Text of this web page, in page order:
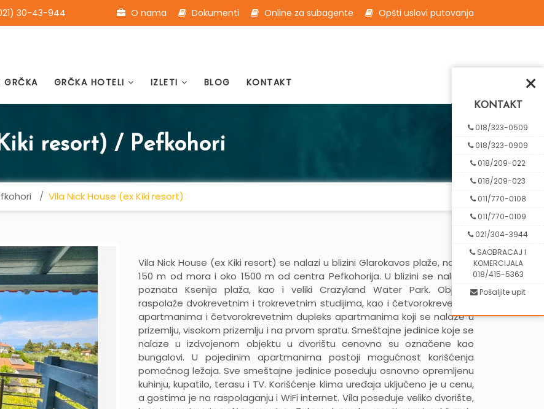
30-43-944 O nama Dokumenti Online za subagente Opšti uslovi putovanja
GRČKA GRČKA HOTELI IZLETI BLOG KONTAKT
resort) / Pefkohori
Vila Nick House (ex Kiki resort)
Vila Nick House (ex Kiki resort) se nalazi u blizini Glarokavos plaže, na oko
150 m od mora i oko 1500 m od centra Pefkohorija. U blizini se nalaze i
poznata Ksenija plaža, kao i veliki Crazyland Water Park. Objekat
raspolaže dvokrevetnim i trokrevetnim studijima, kao i četvorokrevetnim
apartmanima i četvorokrevetnim dupleks apartmanima koji se nalaze u
prizemlju, visokom prizemlju i na prvom spratu. Smeštajne jedinice koje se
nalaze u izdvojenom objektu u dvorištu cenovno su označene kao
bungalovi. U pojedinim apartmanima postoji mogućnost korišćenja
pomoćnog ležaja. Sve smeštajne jedinice poseduju osnovno opremljenu
kuhinju, kupatilo, terasu i TV. Korišćenje klima uređaja uključeno je u cenu,
a gostima je na raspolaganju i WiFi internet. Vila poseduje veliko dvorište,
×
KONTAKT
018/323-0509
018/323-0909
018/209-022
018/209-023
011/770-0108
011/770-0109
021/304-3944
SAOBRACAJ I
KOMERCIJALA
018/415-5363
Pošaljite upit